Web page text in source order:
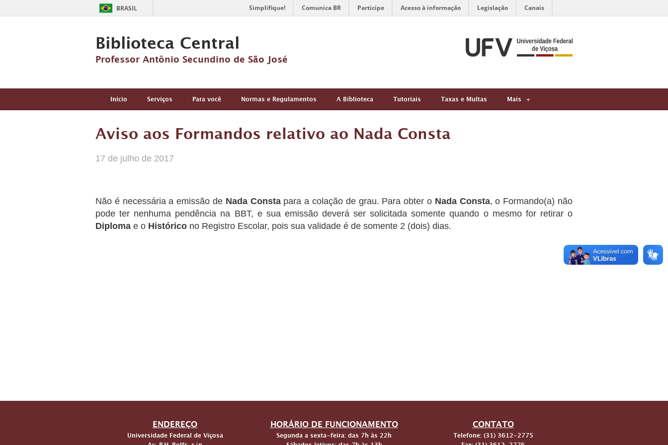
BRASIL Simplifique! Comunica BR Participe Acesso à informação Legislação Canais
Biblioteca Central
Professor Antônio Secundino de São José
Início Serviços Para você Normas e Regulamentos A Biblioteca Tutoriais Taxas e Multas Mais
Aviso aos Formandos relativo ao Nada Consta
17 de julho de 2017
Não é necessária a emissão de Nada Constapara a colação de grau. Para obter o Nada Consta, o Formando(a) não
pode ter nenhuma pendência na BBT, e sua emissão deverá ser solicitada somente quando o mesmo for retirar o
Diploma e o Histórico no Registro Escolar, pois sua validade é de somente 2 (dois) dias.
ENDEREÇO
Universidade Federal de Viçosa
HORÁRIO DE FUNCIONAMENTO
Segunda a sexta-feira: das 7h às 22h
CONTATO
Telefone: (31) 3612-2775